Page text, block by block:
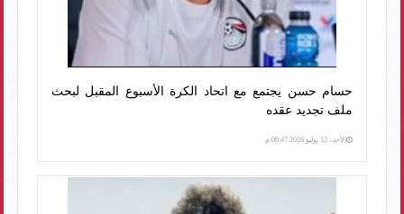
حسام حسن يجتمع مع اتحاد الكرة الأسبوع المقبل لبحث
ملف تجديد عقده
الأحد، 12 يوليو 2026 06:47 م